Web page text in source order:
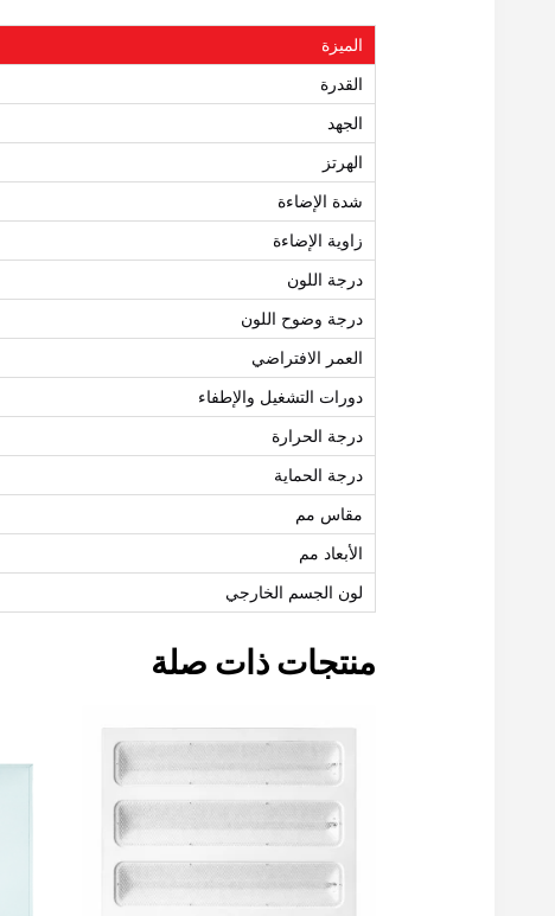
الميزة
القدرة
الجهد
الهرتز
شدة الإضاءة
زاوية الإضاءة
درجة اللون
درجة وضوح اللون
العمر الافتراضي
دورات التشغيل والإطفاء
درجة الحرارة
درجة الحماية
مقاس مم
الأبعاد مم
لون الجسم الخارجي
منتجات ذات صلة